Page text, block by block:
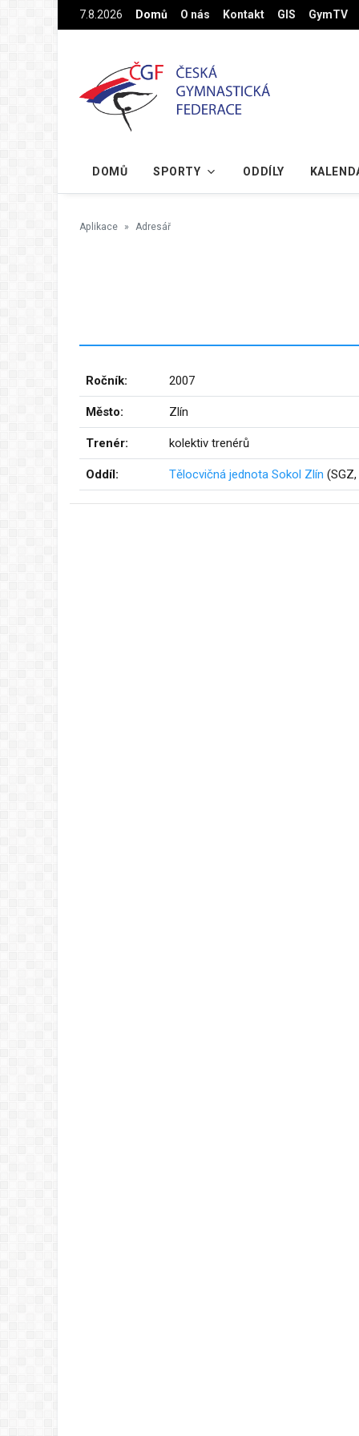
Na hlavní obsah7.8.2026 Domů O nás Kontakt GIS GymTV
DOMŮ SPORTY ODDÍLY
Aplikace Adresář
Ročník: 2007
Město: Zlín
Trenér: kolektiv trenérů
Oddíl: Tělocvičná jednota Sokol Zlín